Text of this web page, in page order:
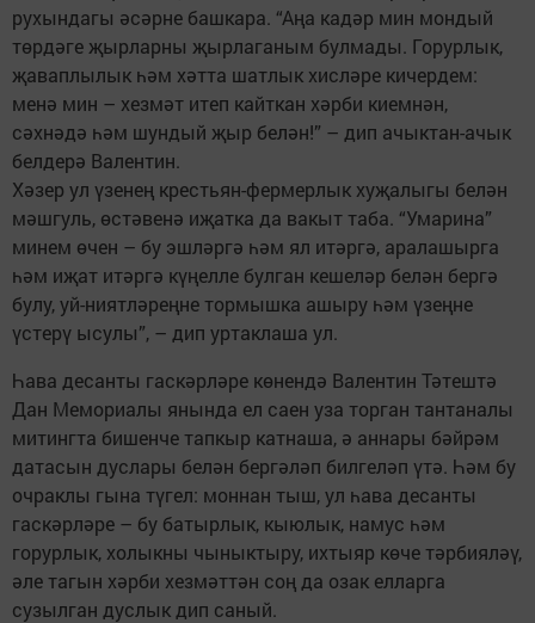
рухындагы әсәрне башкара. “Аңа кадәр мин мондый
төрдәге җырларны җырлаганым булмады. Горурлык,
җаваплылык һәм хәтта шатлык хисләре кичердем:
менә мин – хезмәт итеп кайткан хәрби киемнән,
сәхнәдә һәм шундый җыр белән!” – дип ачыктан-ачык
белдерә Валентин.
Хәзер ул үзенең крестьян-фермерлык хуҗалыгы белән
мәшгуль, өстәвенә иҗатка да вакыт таба. “Умарина”
минем өчен – бу эшләргә һәм ял итәргә, аралашырга
һәм иҗат итәргә күңелле булган кешеләр белән бергә
булу, уй-ниятләреңне тормышка ашыру һәм үзеңне
үстерү ысулы”, – дип уртак­лаша ул.
Һава десанты гаскәрләре көнендә Валентин Тәтештә
Дан Мемориалы янында ел саен уза торган тантаналы
митингта бишенче тапкыр катнаша, ә аннары бәйрәм
датасын дуслары белән бергәләп билгеләп үтә. Һәм бу
очраклы гына түгел: моннан тыш, ул һава десанты
гаскәрләре – бу батырлык, кыюлык, намус һәм
горурлык, холыкны чыныктыру, ихтыяр көче тәрбияләү,
әле тагын хәрби хезмәттән соң да озак елларга
сузылган дуслык дип саный.